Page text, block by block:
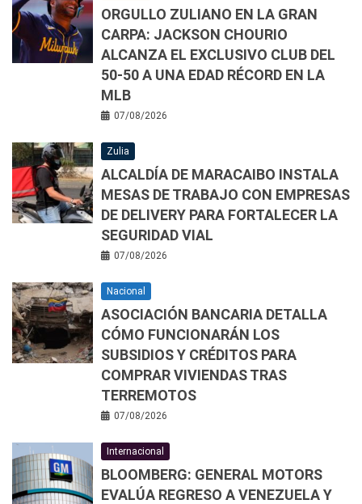
ORGULLO ZULIANO EN LA GRAN
CARPA: JACKSON CHOURIO
ALCANZA EL EXCLUSIVO CLUB DEL
50-50 A UNA EDAD RÉCORD EN LA
MLB
07/08/2026
Zulia
ALCALDÍA DE MARACAIBO INSTALA
MESAS DE TRABAJO CON EMPRESAS
DE DELIVERY PARA FORTALECER LA
SEGURIDAD VIAL
07/08/2026
Nacional
ASOCIACIÓN BANCARIA DETALLA
CÓMO FUNCIONARÁN LOS
SUBSIDIOS Y CRÉDITOS PARA
COMPRAR VIVIENDAS TRAS
TERREMOTOS
07/08/2026
Internacional
BLOOMBERG: GENERAL MOTORS
EVALÚA REGRESO A VENEZUELA Y